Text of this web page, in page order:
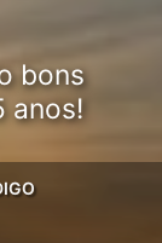
bons
anos!